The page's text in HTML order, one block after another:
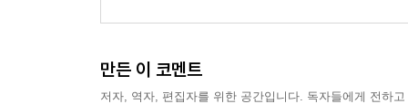
만든 이 코멘트
저자, 역자, 편집자를 위한 공간입니다. 독자들에게 전하